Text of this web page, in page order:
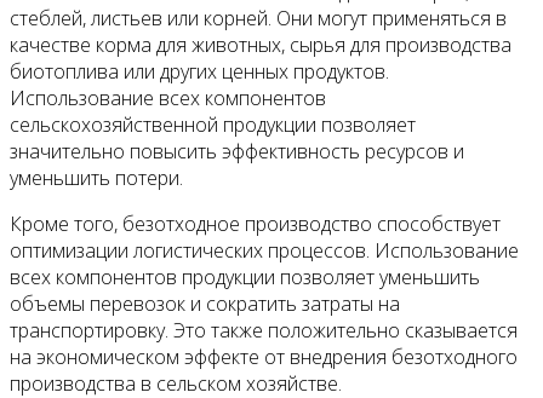
стеблей, листьев или корней. Они могут применяться в
качестве корма для животных, сырья для производства
биотоплива или других ценных продуктов.
Использование всех компонентов
сельскохозяйственной продукции позволяет
значительно повысить эффективность ресурсов и
уменьшить потери.
Кроме того, безотходное производство способствует
оптимизации логистических процессов. Использование
всех компонентов продукции позволяет уменьшить
объемы перевозок и сократить затраты на
транспортировку. Это также положительно сказывается
на экономическом эффекте от внедрения безотходного
производства в сельском хозяйстве.